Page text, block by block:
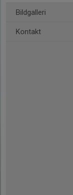
Bildgalleri
Kontakt